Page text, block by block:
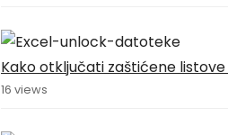
Kako otključati zaštićene listove
16 views